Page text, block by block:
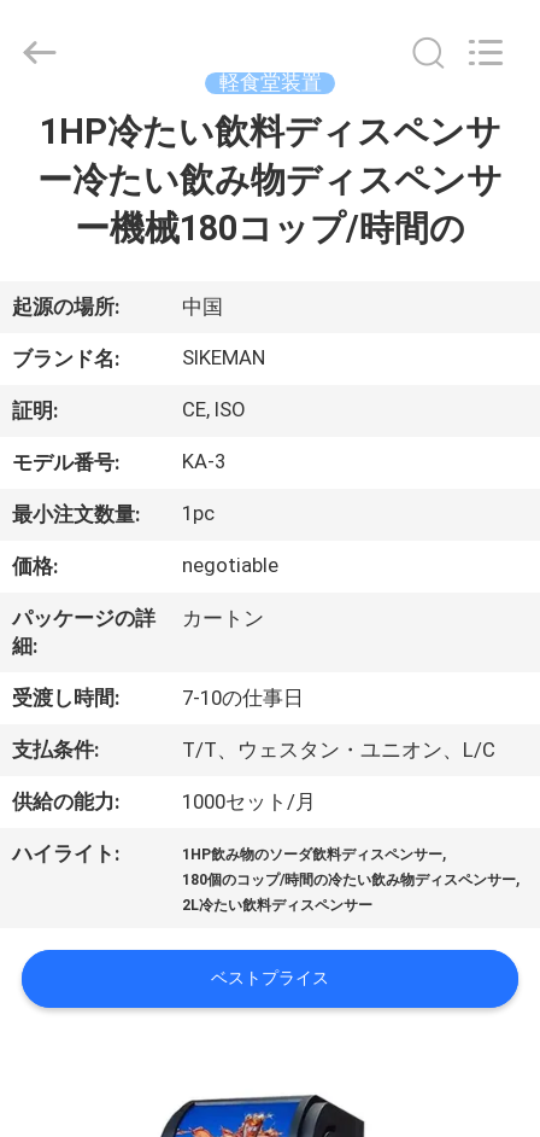
ダ
ク
ト
ビ
オ
に
つ
い
工
Guangzhou
軽食堂装置
1HP冷たい飲料ディスペンサ
ー冷たい飲み物ディスペンサ
ー機械180コップ/時間の
起源の場所: 中国
ブランド名: SIKEMAN
証明: CE, ISO
モデル番号: KA-3
最小注文数量: 1pc
価格: negotiable
パッケージの詳
細:
カートン
受渡し時間: 7-10の仕事日
支払条件: T/T、ウェスタン・ユニオン、L/C
供給の能力: 1000セット/月
ハイライト: 1HP飲み物のソーダ飲料ディスペンサー,
180個のコップ/時間の冷たい飲み物ディスペンサー,
2L冷たい飲料ディスペンサー
ベストプライス